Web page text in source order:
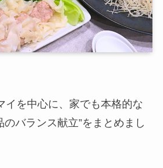
イを中心に、家でも本格的な
のバランス献立”をまとめまし